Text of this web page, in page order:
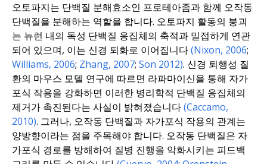
오토파지는 단백질 분해효소인 프로테아좀과 함께 오작동
단백질을 분해하는 역할을 합니다. 오토파지 활동의 붕괴
는 뉴런 내의 독성 단백질 응집체의 축적과 밀접하게 연관
되어 있으며, 이는 신경 퇴화로 이어집니다(Nixon, 2006;
Williams, 2006; Zhang, 2007; Son 2012). 신경 퇴행성 질
환의 마우스 모델 연구에 따르면 라파마이신을 통해 자가
포식 작용을 강화하면 이러한 병리학적 단백질 응집체의
제거가 촉진된다는 사실이 밝혀졌습니다(Caccamo,
2010). 그러나, 오작동 단백질과 자가포식 작용의 관계는
양방향이라는 점을 주목해야 합니다. 오작동 단백질은 자
가포식 경로를 방해하여 질병 진행을 악화시키는 피드백